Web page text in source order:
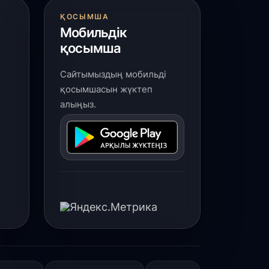
шілде, 2026
облысында биологиялық
қоспалар өндіретін заманауи
құрылысы басталды
аспанындағы дрон-шоу:
партиясының өңірлік сапары
шілде, 2026
трамвайлар Павлодар
ҚОСЫМША
Мобильдік
қосымша
Сайтымыздың мобильді
қосымшасын жүктеп
алыңыз.